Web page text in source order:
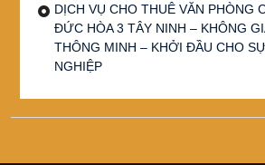
DỊCH VỤ CHO THUÊ VĂN PHÒNG
ĐỨC HÒA 3 TÂY NINH – KHÔNG
THÔNG MINH – KHỞI ĐẦU CHO
NGHIỆP